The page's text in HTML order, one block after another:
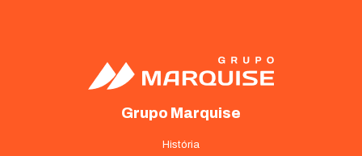
Grupo Marquise
História